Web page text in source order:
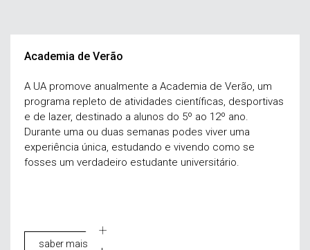
Academia de Verão
A UA promove anualmente a Academia de Verão, um
programa repleto de atividades científicas, desportivas
e de lazer, destinado a alunos do 5º ao 12º ano.
Durante uma ou duas semanas podes viver uma
experiência única, estudando e vivendo como se
fosses um verdadeiro estudante universitário.
saber mais